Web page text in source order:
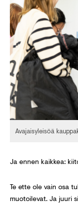
Avajaisyleisöä
Ja ennen kaikkea:
Te ette ole vain osa
muotoilevat. Ja juuri